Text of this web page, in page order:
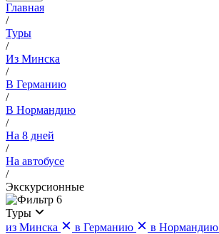
Главная
/
Туры
/
Из Минска
/
В Германию
/
В Нормандию
/
На 8 дней
/
На автобусе
/
Экскурсионные
6
Туры
из Минска
в Германию в Нормандию